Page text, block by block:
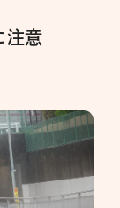
注意